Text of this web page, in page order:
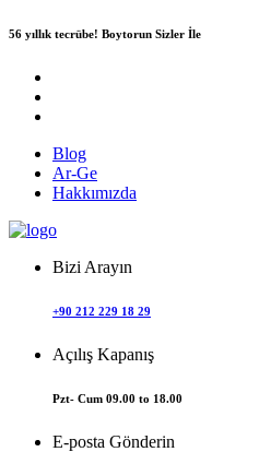
56 yıllık tecrübe! Boytorun Sizler İle
Blog
Ar-Ge
Hakkımızda
Bizi Arayın
+90 212 229 18 29
Açılış Kapanış
Pzt- Cum 09.00 to 18.00
E-posta Gönderin